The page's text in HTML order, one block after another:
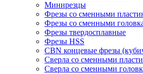
Минирезцы
Фрезы со сменными
Фрезы со сменными
Фрезы твердосплавные
Фрезы HSS
CBN концевые фрезы
Сверла со сменными
Сверла со сменными